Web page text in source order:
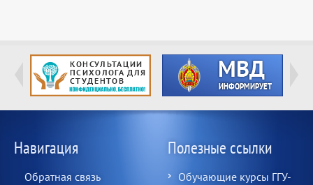
Навигация
Обратная связь
Полезные ссылки
Обучающие курсы ГГУ-